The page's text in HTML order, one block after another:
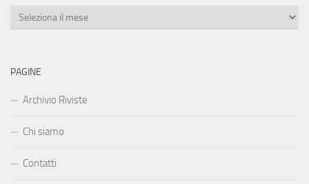
Archivi
PAGINE
Archivio Riviste
Chi siamo
Contatti